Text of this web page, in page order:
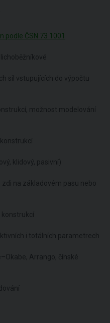
ČSN 73 1001
sil vstupujících do výpočtu
možnost modelování
klidový, pasivní)
na základovém pasu nebo
konstrukcí
i totálních parametrech
Arrango, čínské